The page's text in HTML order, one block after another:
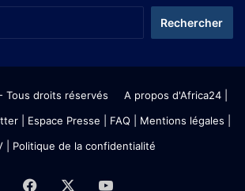
Tous droits réservés A propos d'Africa24|
| Espace Presse | FAQ | Mentions légales
| Politique de la confidentialité